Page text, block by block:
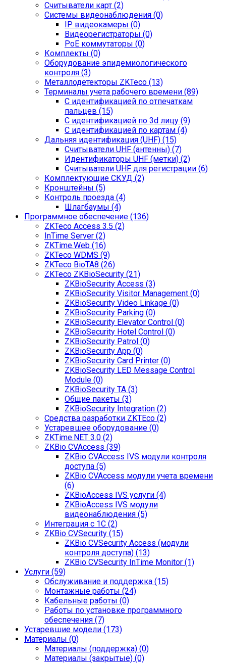
Считыватели карт (2)
Системы видеонаблюдения (0)
IP видеокамеры (0)
Видеорегистраторы (0)
PoE коммутаторы (0)
Комплекты (0)
Оборудование эпидемиологического
контроля (3)
Металлодетекторы ZKTeco (13)
Терминалы учета рабочего времени (89)
С идентификацией по отпечаткам
пальцев (15)
С идентификацией по 3d лицу (9)
С идентификацией по картам (4)
Дальняя идентификация (UHF) (15)
Считыватели UHF (антенны) (7)
Идентификаторы UHF (метки) (2)
Считыватели UHF для регистрации (6)
Комплектующие СКУД (2)
Кронштейны (5)
Контроль проезда (4)
Шлагбаумы (4)
Программное обеспечение (136)
ZKTeco Access 3.5 (2)
InTime Server (2)
ZKTime.Web (16)
ZKTeco WDMS (9)
ZKTeco BioTA8 (26)
ZKTeco ZKBioSecurity (21)
ZKBioSecurity Access (3)
ZKBioSecurity Visitor Management (0)
ZKBioSecurity Video Linkage (0)
ZKBioSecurity Parking (0)
ZKBioSecurity Elevator Control (0)
ZKBioSecurity Hotel Control (0)
ZKBioSecurity Patrol (0)
ZKBioSecurity App (0)
ZKBioSecurity Card Printer (0)
ZKBioSecurity LED Message Control
Module (0)
ZKBioSecurity TA (3)
Общие пакеты (3)
ZKBioSecurity Integration (2)
Средства разработки ZKTEco (2)
Устаревшее оборудование (0)
ZKTime.NET 3.0 (2)
ZKBio CVAccess (39)
ZKBio CVAccess IVS модули контроля
доступа (5)
ZKBio CVAccess модули учета времени
(6)
ZKBioAccess IVS услуги (4)
ZKBioAccess IVS модули
видеонаблюдения (5)
Интеграция с 1С (2)
ZKBio CVSecurity (15)
ZKBio CVSecurity Access (модули
контроля доступа) (13)
ZKBio CVSecurity InTime Monitor (1)
Услуги (59)
Обслуживание и поддержка (15)
Монтажные работы (24)
Кабельные работы (0)
Работы по установке программного
обеспечения (7)
Устаревшие модели (173)
Материалы (0)
Материалы (поддержка) (0)
Материалы (закрытые) (0)